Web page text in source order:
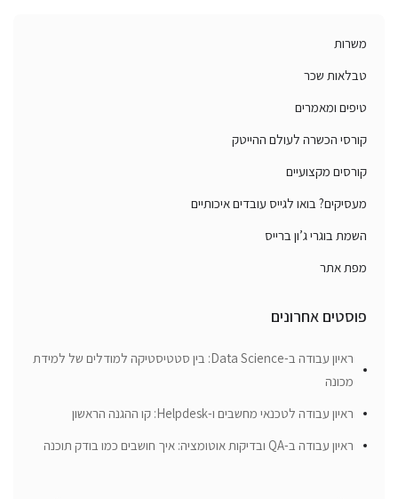
משרות
טבלאות שכר
טיפים ומאמרים
קורסי הכשרה לעולם ההייטק
קורסים מקצועיים
מעסיקים? בואו לגייס עובדים איכותיים
השמת בוגרי ג’ון ברייס
מפת אתר
פוסטים אחרונים
ראיון עבודה ב-Data Science: בין סטטיסטיקה למודלים של למידת
מכונה
ראיון עבודה לטכנאי מחשבים ו-Helpdesk: קו ההגנה הראשון
ראיון עבודה ב-QA ובדיקות אוטומציה: איך חושבים כמו בודק תוכנה